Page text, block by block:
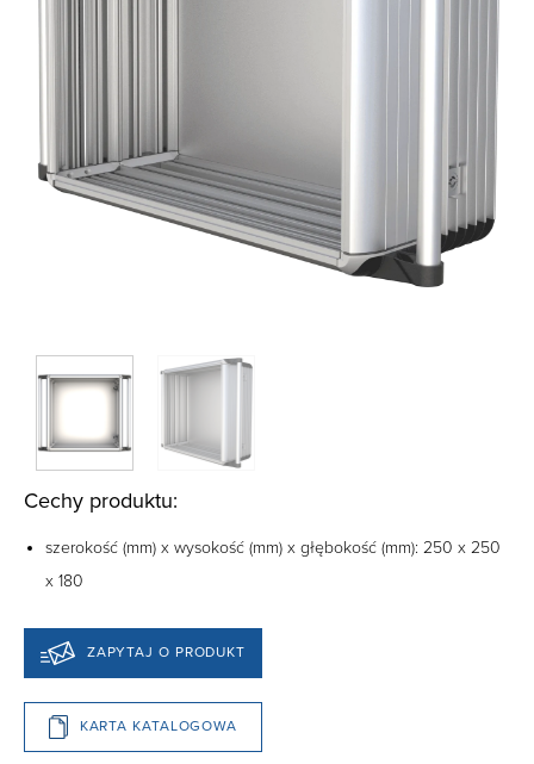
Cechy produktu:
szerokość (mm) x wysokość (mm) x głębokość (mm): 250 x 250
x 180
ZAPYTAJ O PRODUKT
KARTA KATALOGOWA